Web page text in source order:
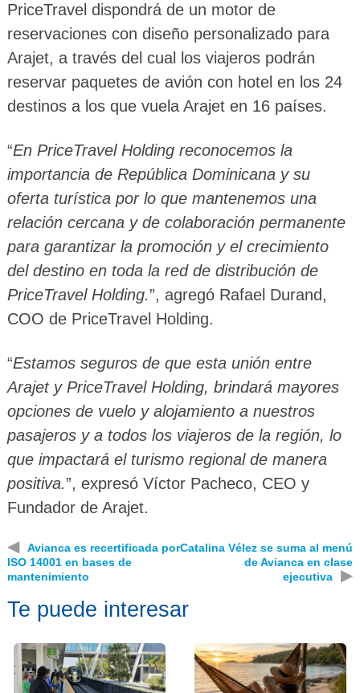
PriceTravel dispondrá de un motor de
reservaciones con diseño personalizado para
Arajet, a través del cual los viajeros podrán
reservar paquetes de avión con hotel en los 24
destinos a los que vuela Arajet en 16 países.
“En PriceTravel Holding reconocemos la
importancia de República Dominicana y su
oferta turística por lo que mantenemos una
relación cercana y de colaboración permanente
para garantizar la promoción y el crecimiento
del destino en toda la red de distribución de
PriceTravel Holding.”, agregó Rafael Durand,
COO de PriceTravel Holding.
“Estamos seguros de que esta unión entre
Arajet y PriceTravel Holding, brindará mayores
opciones de vuelo y alojamiento a nuestros
pasajeros y a todos los viajeros de la región, lo
que impactará el turismo regional de manera
positiva.”, expresó Víctor Pacheco, CEO y
Fundador de Arajet.
◀
Avianca es recertificada por
ISO 14001 en bases de
mantenimiento
Catalina Vélez se suma al menú
de Avianca en clase
ejecutiva
▶
Te puede interesar